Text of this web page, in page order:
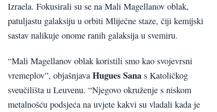
Izraela. Fokusirali su se na Mali Magellanov oblak,
patuljastu galaksiju u orbiti Mliječne staze, čiji kemijski
sastav nalikuje onome ranih galaksija u svemiru.
“Mali Magellanov oblak koristili smo kao svojevrsni
vremeplov”, objašnjava Hugues Sana s Katoličkog
sveučilišta u Leuvenu. “Njegovo okruženje s niskom
metalnošću podsjeća na uvjete kakvi su vladali kada je